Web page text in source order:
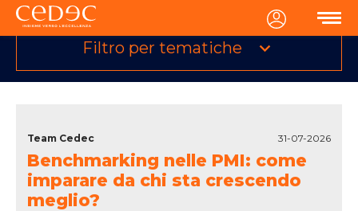
MENU
l’eccellenza imprenditoriale
azienda e non solo! Filtra le tematiche in base ai tuoi
interessi e non perdere nessuno dei nostri aggiornamenti.
Filtro per tematiche
Team Cedec 31-07-2026
Benchmarking nelle PMI: come
imparare da chi sta crescendo
meglio?